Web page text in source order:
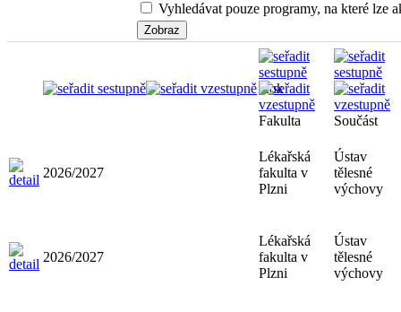
Vyhledávat pouze programy, na které lze
Rok
Fakulta Součást
2026/2027
Lékařská
fakulta v
Plzni
Ústav
tělesné
výchovy
2026/2027
Lékařská
fakulta v
Plzni
Ústav
tělesné
výchovy